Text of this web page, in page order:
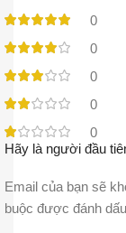
0
0
0
0
0
Hãy là người đầu
Email của bạn sẽ
buộc được đánh dấu